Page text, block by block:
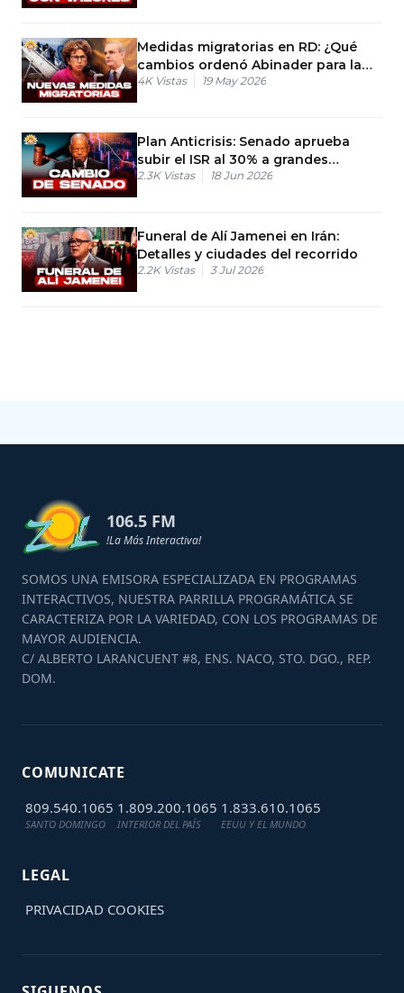
Medidas migratorias en RD: ¿Qué
cambios ordenó Abinader para la
frontera?
4K Vistas 19 May 2026
Plan Anticrisis: Senado aprueba
subir el ISR al 30% a grandes
empresas
2.3K Vistas 18 Jun 2026
Funeral de Alí Jamenei en Irán:
Detalles y ciudades del recorrido
2.2K Vistas 3 Jul 2026
106.5 FM
!La Más Interactiva!
SOMOS UNA EMISORA ESPECIALIZADA EN PROGRAMAS
INTERACTIVOS, NUESTRA PARRILLA PROGRAMÁTICA SE
CARACTERIZA POR LA VARIEDAD, CON LOS PROGRAMAS DE
MAYOR AUDIENCIA.
C/ ALBERTO LARANCUENT #8, ENS. NACO, STO. DGO., REP.
DOM.
COMUNICATE
809.540.1065
SANTO DOMINGO
1.809.200.1065
INTERIOR DEL PAÍS
1.833.610.1065
EEUU Y EL MUNDO
LEGAL
PRIVACIDAD COOKIES